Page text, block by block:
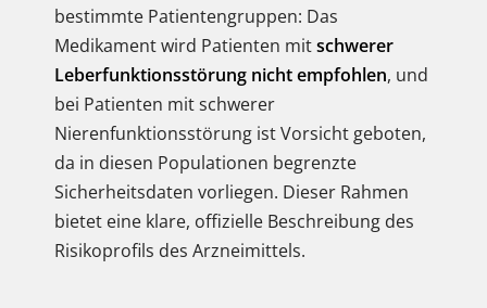
bestimmte Patientengruppen: Das
Medikament wird Patienten mitschwerer
Leberfunktionsstörung nicht empfohlen, und
bei Patienten mit schwerer
Nierenfunktionsstörung ist Vorsicht geboten,
da in diesen Populationen begrenzte
Sicherheitsdaten vorliegen. Dieser Rahmen
bietet eine klare, offizielle Beschreibung des
Risikoprofils des Arzneimittels.